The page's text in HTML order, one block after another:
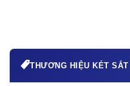
THƯƠNG HIỆU KÉT SẮT